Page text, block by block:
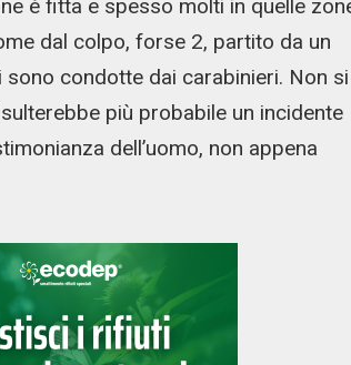
è fitta e spesso molti in quelle
dal colpo, forse 2, partito da un
condotte dai carabinieri. Non si
più probabile un incidente
dell’uomo, non appena